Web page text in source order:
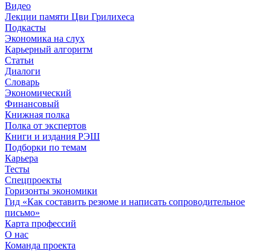
Видео
Лекции памяти Цви Грилихеса
Подкасты
Экономика на слух
Карьерный алгоритм
Статьи
Диалоги
Словарь
Экономический
Финансовый
Книжная полка
Полка от экспертов
Книги и издания РЭШ
Подборки по темам
Карьера
Тесты
Спецпроекты
Горизонты экономики
Гид «Как составить резюме и написать сопроводительное
письмо»
Карта профессий
О наc
Команда проекта